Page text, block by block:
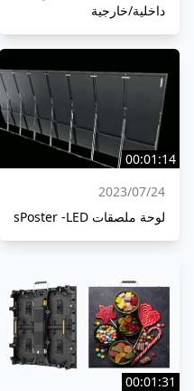
داخلية/خارجية
00:01:14
24‏/07‏/2023
لوحة ملصقات sPoster -LED
00:01:31